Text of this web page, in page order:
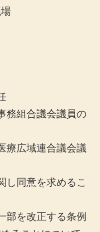
務組合議会議員の
療広域連合議会議
同意を求めるこ
を改正する条例